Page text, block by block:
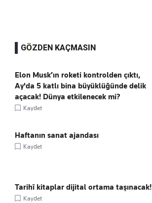
GÖZDEN KAÇMASIN
Elon Musk’ın roketi kontrolden çıktı,
Ay'da 5 katlı bina büyüklüğünde delik
açacak! Dünya etkilenecek mi?
Kaydet
Haftanın sanat ajandası
Kaydet
Tarihî kitaplar dijital ortama taşınacak!
Kaydet